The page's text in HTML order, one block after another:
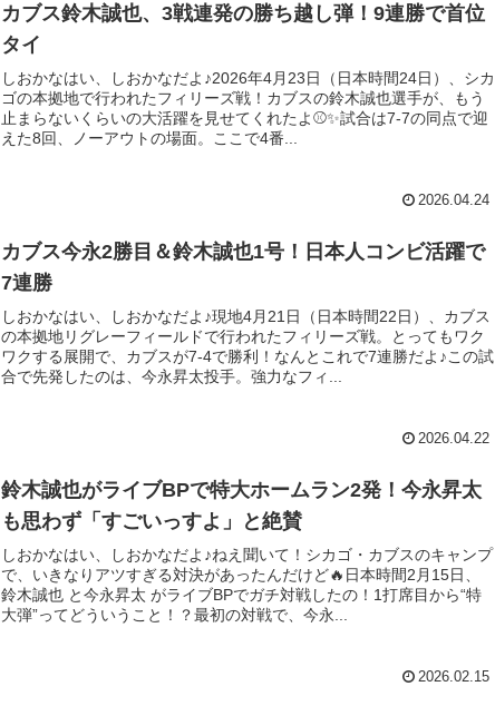
カブス鈴木誠也、3戦連発の勝ち越し弾！9連勝で首位
タイ
しおかなはい、しおかなだよ♪2026年4月23日（日本時間24日）、シカ
ゴの本拠地で行われたフィリーズ戦！カブスの鈴木誠也選手が、もう
止まらないくらいの大活躍を見せてくれたよ⚾️✨試合は7-7の同点で迎
えた8回、ノーアウトの場面。ここで4番...
2026.04.24
カブス今永2勝目＆鈴木誠也1号！日本人コンビ活躍で
7連勝
しおかなはい、しおかなだよ♪現地4月21日（日本時間22日）、カブス
の本拠地リグレーフィールドで行われたフィリーズ戦。とってもワク
ワクする展開で、カブスが7-4で勝利！なんとこれで7連勝だよ♪この試
合で先発したのは、今永昇太投手。強力なフィ...
2026.04.22
鈴木誠也がライブBPで特大ホームラン2発！今永昇太
も思わず「すごいっすよ」と絶賛
しおかなはい、しおかなだよ♪ねえ聞いて！シカゴ・カブスのキャンプ
で、いきなりアツすぎる対決があったんだけど🔥日本時間2月15日、
鈴木誠也 と今永昇太 がライブBPでガチ対戦したの！1打席目から“特
大弾”ってどういうこと！？最初の対戦で、今永...
2026.02.15